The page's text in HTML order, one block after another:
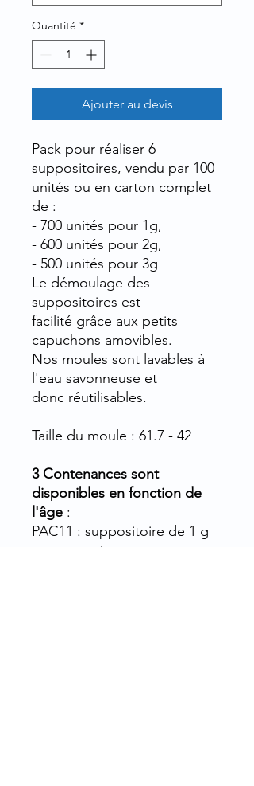
Quantité *
Ajouter au devis
Pack pour réaliser 6
suppositoires, vendu par 100
unités ou en carton complet
de :
- 700 unités pour 1g,
- 600 unités pour 2g,
- 500 unités pour 3g
Le démoulage des
suppositoires est
facilité grâce aux petits
capuchons amovibles.
Nos moules sont lavables à
l'eau savonneuse et
donc réutilisables.
Taille du moule : 61.7 - 42
3 Contenances sont
disponibles en fonction de
l'âge :
PAC11 : suppositoire de 1 g
pour nourrissons